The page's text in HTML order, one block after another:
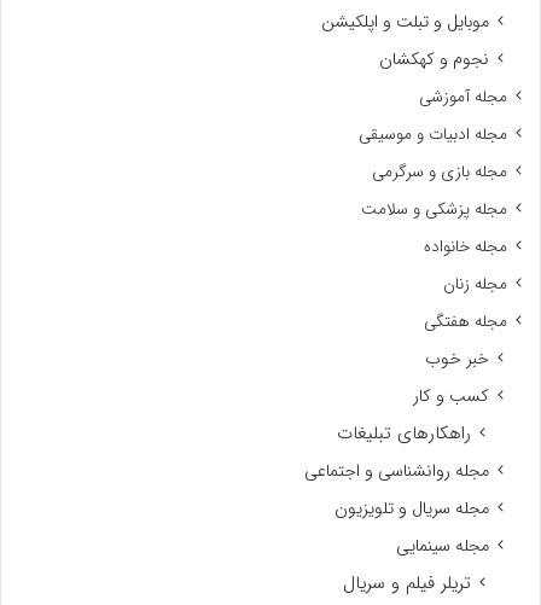
موبایل و تبلت و اپلکیشن
نجوم و کهکشان
مجله آموزشی
مجله ادبیات و موسیقی
مجله بازی و سرگرمی
مجله پزشکی و سلامت
مجله خانواده
مجله زنان
مجله هفتگی
خبر خوب
کسب و کار
راهکارهای تبلیغات
مجله روانشناسی و اجتماعی
مجله سریال و تلویزیون
مجله سینمایی
تریلر فیلم و سریال